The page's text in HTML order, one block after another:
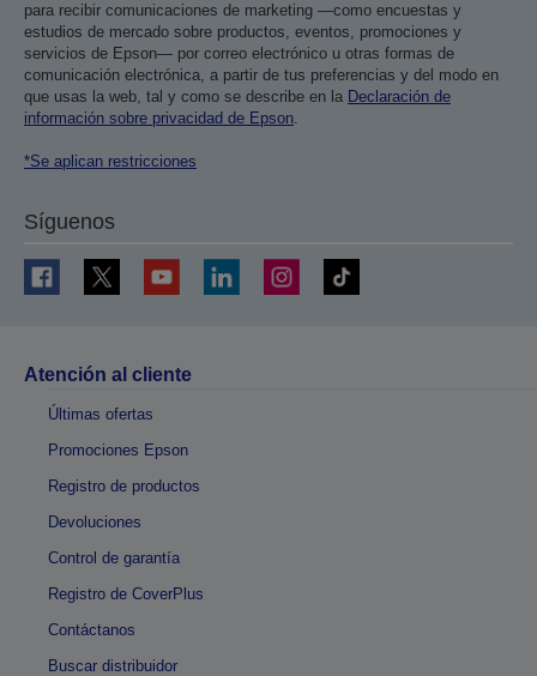
para recibir comunicaciones de marketing —como encuestas y
estudios de mercado sobre productos, eventos, promociones y
servicios de Epson— por correo electrónico u otras formas de
comunicación electrónica, a partir de tus preferencias y del modo en
que usas la web, tal y como se describe en la Declaración de
información sobre privacidad de Epson.
*Se aplican restricciones
Síguenos
Atención al cliente
Últimas ofertas
Promociones Epson
Registro de productos
Devoluciones
Control de garantía
Registro de CoverPlus
Contáctanos
Buscar distribuidor